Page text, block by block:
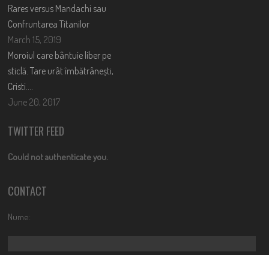
Rares versus Mandachi sau
Confruntarea Titanilor
March 15, 2019
Moroiul care bântuie liber pe
sticlă. Tare urât îmbătrânești,
Cristi….
June 20, 2017
TWITTER FEED
Could not authenticate you.
CONTACT
Nume: